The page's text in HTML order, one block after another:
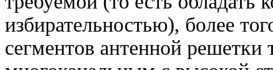
избирательностью), более
сегментов антенной решетки